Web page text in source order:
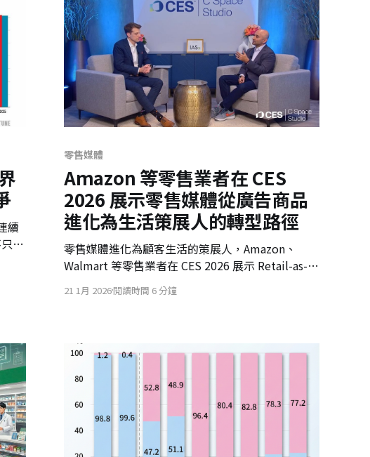
續
是
零售媒體
Amazon 等零售業者在 CES
2026 展示零售媒體從廣告商品
進化為生活策展人的轉型路徑
零售媒體進化為顧客生活的策展人，Amazon、
Walmart 等零售業者在 CES 2026 展示 Retail-as-
an-OS 經營戰略。從代理型 AI 到精密測量儀，預示
零售業正從單純賣場轉型為生態系服務協調者，透
21 1月 2026閱讀時間 6 分鐘